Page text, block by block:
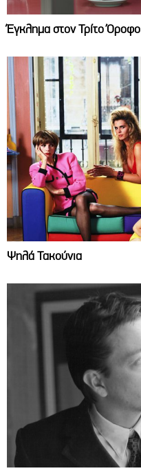
Έγκλημα στον Τρίτο Όροφο
Ψηλά Τακούνια